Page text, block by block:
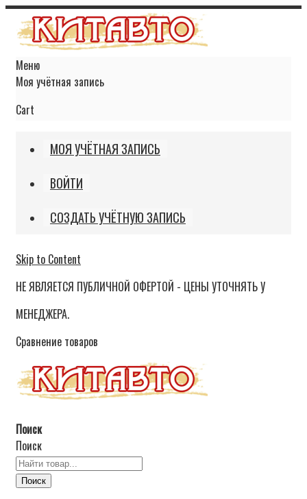
Меню
Моя учётная запись
Cart
МОЯ УЧЁТНАЯ ЗАПИСЬ
ВОЙТИ
СОЗДАТЬ УЧЁТНУЮ ЗАПИСЬ
Skip to Content
НЕ ЯВЛЯЕТСЯ ПУБЛИЧНОЙ ОФЕРТОЙ - ЦЕНЫ УТОЧНЯТЬ У
МЕНЕДЖЕРА.
Сравнение товаров
Поиск
Поиск
Поиск